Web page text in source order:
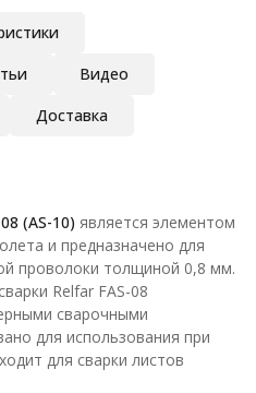
Видео
Доставка
(AS-10) является элементом
и предназначено для
проволоки толщиной 0,8 мм.
Relfar FAS-08
сварочными
для использования при
для сварки листов